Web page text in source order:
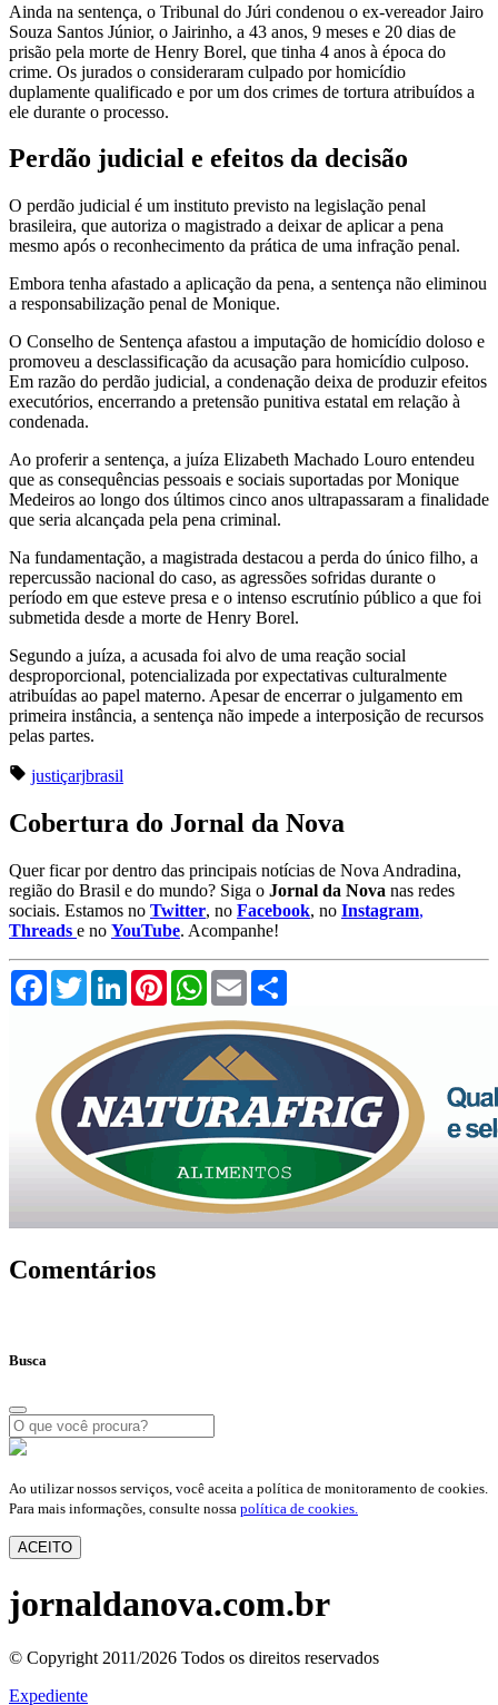
Ainda na sentença, o Tribunal do Júri condenou o ex-vereador Jairo
Souza Santos Júnior, o Jairinho, a 43 anos, 9 meses e 20 dias de
prisão pela morte de Henry Borel, que tinha 4 anos à época do
crime. Os jurados o consideraram culpado por homicídio
duplamente qualificado e por um dos crimes de tortura atribuídos a
ele durante o processo.
Perdão judicial e efeitos da decisão
O perdão judicial é um instituto previsto na legislação penal
brasileira, que autoriza o magistrado a deixar de aplicar a pena
mesmo após o reconhecimento da prática de uma infração penal.
Embora tenha afastado a aplicação da pena, a sentença não eliminou
a responsabilização penal de Monique.
O Conselho de Sentença afastou a imputação de homicídio doloso e
promoveu a desclassificação da acusação para homicídio culposo.
Em razão do perdão judicial, a condenação deixa de produzir efeitos
executórios, encerrando a pretensão punitiva estatal em relação à
condenada.
Ao proferir a sentença, a juíza Elizabeth Machado Louro entendeu
que as consequências pessoais e sociais suportadas por Monique
Medeiros ao longo dos últimos cinco anos ultrapassaram a finalidade
que seria alcançada pela pena criminal.
Na fundamentação, a magistrada destacou a perda do único filho, a
repercussão nacional do caso, as agressões sofridas durante o
período em que esteve presa e o intenso escrutínio público a que foi
submetida desde a morte de Henry Borel.
Segundo a juíza, a acusada foi alvo de uma reação social
desproporcional, potencializada por expectativas culturalmente
atribuídas ao papel materno. Apesar de encerrar o julgamento em
primeira instância, a sentença não impede a interposição de recursos
pelas partes.
justiçarjbrasil
Cobertura do Jornal da Nova
Quer ficar por dentro das principais notícias de Nova Andradina,
região do Brasil e do mundo? Siga o Jornal da Nova nas redes
sociais. Estamos no Twitter, no Facebook, no Instagram,
Threads e no YouTube. Acompanhe!
FacebookTwitterLinkedInPinterestWhatsApp
Email
Comentários
Busca
Ao utilizar nossos serviços, você aceita a política de monitoramento de cookies.
Para mais informações, consulte nossa política de cookies.
ACEITO
jornaldanova.com.br
© Copyright 2011/2026 Todos os direitos reservados
Expediente